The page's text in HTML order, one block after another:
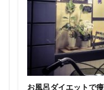
お風呂ダイエットで